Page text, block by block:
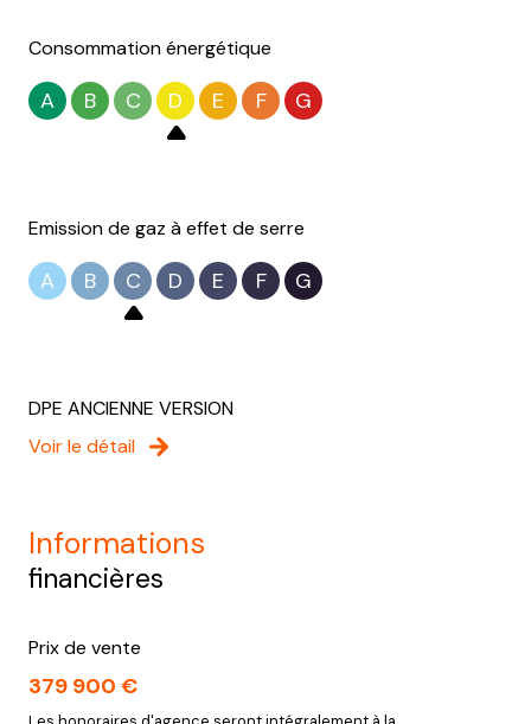
salle d'eau
Consommation énergétique
A B C D E F G
Emission de gaz à effet de serre
A B C D E F G
DPE ANCIENNE VERSION
Voir le détail
informations
financières
Prix de vente
379 900 €